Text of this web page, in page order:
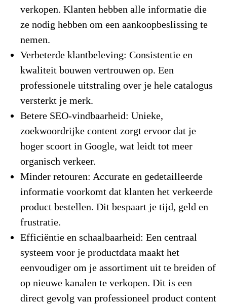
verkopen. Klanten hebben alle informatie die
ze nodig hebben om een aankoopbeslissing te
nemen.
Verbeterde klantbeleving: Consistentie en
kwaliteit bouwen vertrouwen op. Een
professionele uitstraling over je hele catalogus
versterkt je merk.
Betere SEO-vindbaarheid: Unieke,
zoekwoordrijke content zorgt ervoor dat je
hoger scoort in Google, wat leidt tot meer
organisch verkeer.
Minder retouren: Accurate en gedetailleerde
informatie voorkomt dat klanten het verkeerde
product bestellen. Dit bespaart je tijd, geld en
frustratie.
Efficiëntie en schaalbaarheid: Een centraal
systeem voor je productdata maakt het
eenvoudiger om je assortiment uit te breiden of
op nieuwe kanalen te verkopen. Dit is een
direct gevolg van professioneel product content